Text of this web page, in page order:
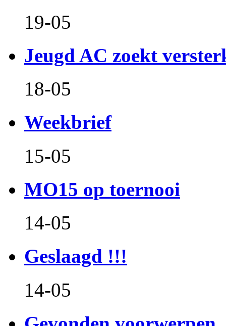
19-05
Jeugd AC zoekt
18-05
Weekbrief
15-05
MO15 op toernooi
14-05
Geslaagd !!!
14-05